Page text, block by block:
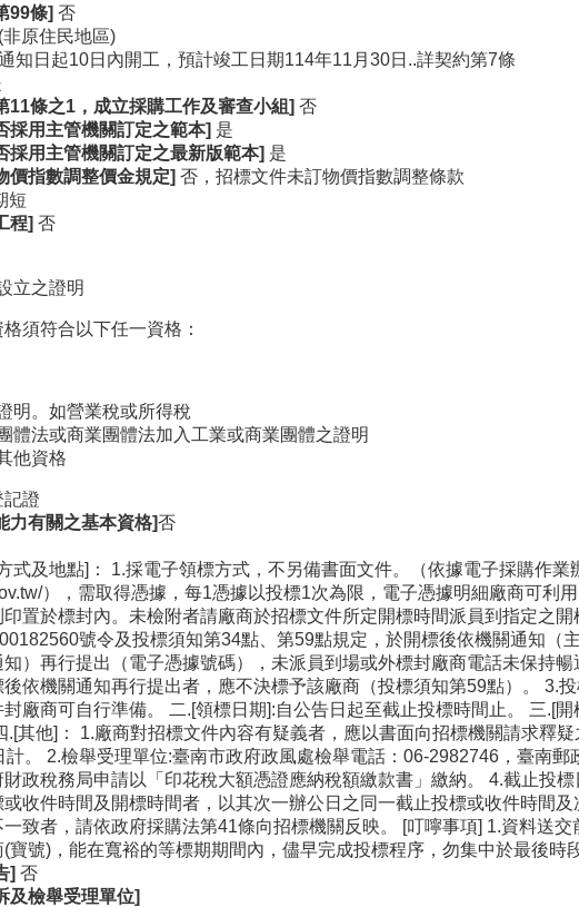
99條] 否
原住民地區)
知日起10日內開工，預計竣工日期114年11月30日..詳契約第7條
11條之1 ，成立採購工作及審查小組] 否
採用主管機關訂定之範本] 是
採用主管機關訂定之最新版範本] 是
價指數調整價金規定] 否，招標文件未訂物價指數調整條款
短
程] 否
立之證明
須符合以下任一資格：
明。如營業稅或所得稅
體法或商業團體法加入工業或商業團體之證明
他資格
記證
力有關之基本資格]否
式及地點]： 1.採電子領標方式，不另備書面文件。（依據電子採購作
），需取得憑據，每1憑據以投標1次為限，電子憑據明細廠商可利
置於標封內。未檢附者請廠商於招標文件所定開標時間派員到指定之
號令及投標須知第34點、第59點規定，於開標後依機關通知（
）再行提出（電子憑據號碼），未派員到場或外標封廠商電話未保持
後依機關通知再行提出者，應不決標予該廠商（投標須知第59點）。 3.
廠商可自行準備。 二.[領標日期]:自公告日起至截止投標時間止。 三.[
.[其他]： 1.廠商對招標文件內容有疑義者，應以書面向招標機關請求釋
計。 2.檢舉受理單位:臺南市政府政風處檢舉電話：06-2982746，臺南
政稅務局申請以「印花稅大額憑證應納稅額繳款書」繳納。 4.截止投
或收件時間及開標時間者，以其次一辦公日之同一截止投標或收件時間
致者，請依政府採購法第41條向招標機關反映。 [叮嚀事項] 1.資料送
寶號)，能在寬裕的等標期期間內，儘早完成投標程序，勿集中於最後時
] 否
及檢舉受理單位]